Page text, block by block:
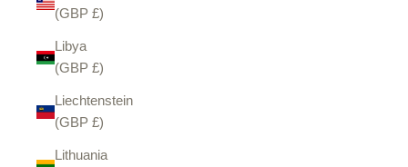
(GBP £)
Libya
(GBP £)
Liechtenstein
(GBP £)
Lithuania